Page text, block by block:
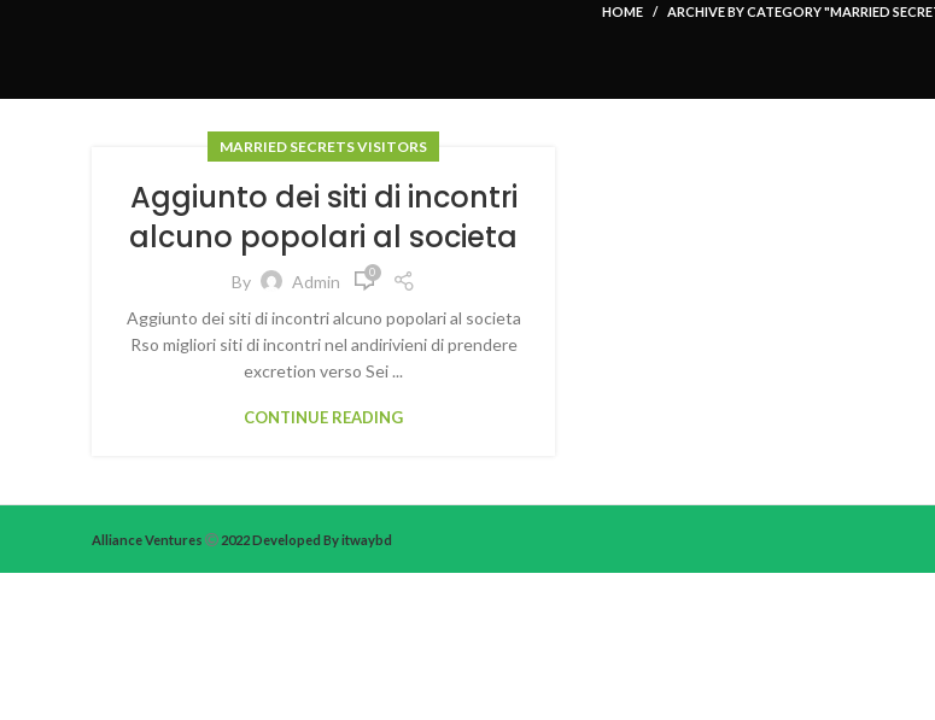
HOME ARCHIVE BY CATEGORY "MARRIED
MARRIED SECRETS VISITORS
Aggiunto dei siti di incontri
alcuno popolari al societa
By Admin 0
Aggiunto dei siti di incontri alcuno popolari al societa
Rso migliori siti di incontri nel andirivieni di prendere
excretion verso Sei ...
CONTINUE READING
Alliance Ventures 2022 Developed By itwaybd